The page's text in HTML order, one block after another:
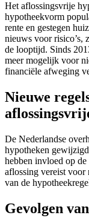
Het aflossingsvrije
hypotheekvorm
rente en gestegen
nieuws voor risico’s,
de looptijd. Sinds
meer mogelijk voor
financiële afweging
Nieuwe
De Nederlandse
hypotheken
hebben invloed op
aflossing vereist voor
van de
Gevolgen